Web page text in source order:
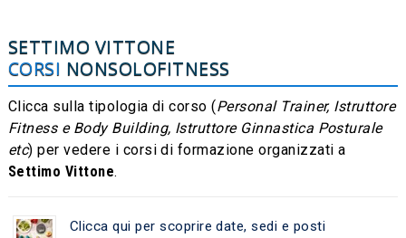
SETTIMO VITTONE
CORSI NONSOLOFITNESS
Clicca sulla tipologia di corso (Personal Trainer, Istruttore
Fitness e Body Building, Istruttore Ginnastica Posturale
etc) per vedere i corsi di formazione organizzati a
Settimo Vittone.
Clicca qui per scoprire date, sedi e posti